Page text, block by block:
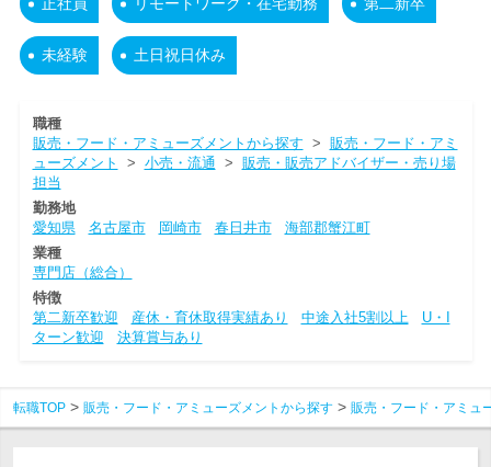
未経験 土日祝日休み
職種
販売・フード・アミューズメントから探す > 販売・フード・アミ
ューズメント
> 小売・流通 > 販売・販売アドバイザー・売り場
担当
勤務地
愛知県
名古屋市 岡崎市 春日井市
海部郡蟹江町
業種
専門店（総合）
特徴
第二新卒歓迎
産休・育休取得実績あり 中途入社5割以上
U・I
ターン歓迎
決算賞与あり
転職TOP 販売・フード・アミューズメントから探す 販売・フード・アミュ